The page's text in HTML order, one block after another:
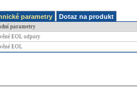
parametry Dotaz na produkt
parametry
EOL odpory
EOL